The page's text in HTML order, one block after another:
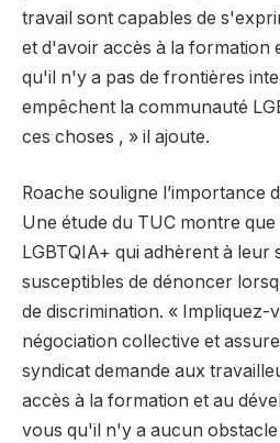
travail sont capables de
et d'avoir accès à la formation
qu'il n'y a pas de frontières
empêchent la communauté
ces choses , » il ajoute.
Roache souligne l’importance
Une étude du TUC montre
LGBTQIA+ qui adhèrent à leur
susceptibles de dénoncer
de discrimination. « Impliquez-
négociation collective et
syndicat demande aux
accès à la formation et au
vous qu'il n'y a aucun obstacle